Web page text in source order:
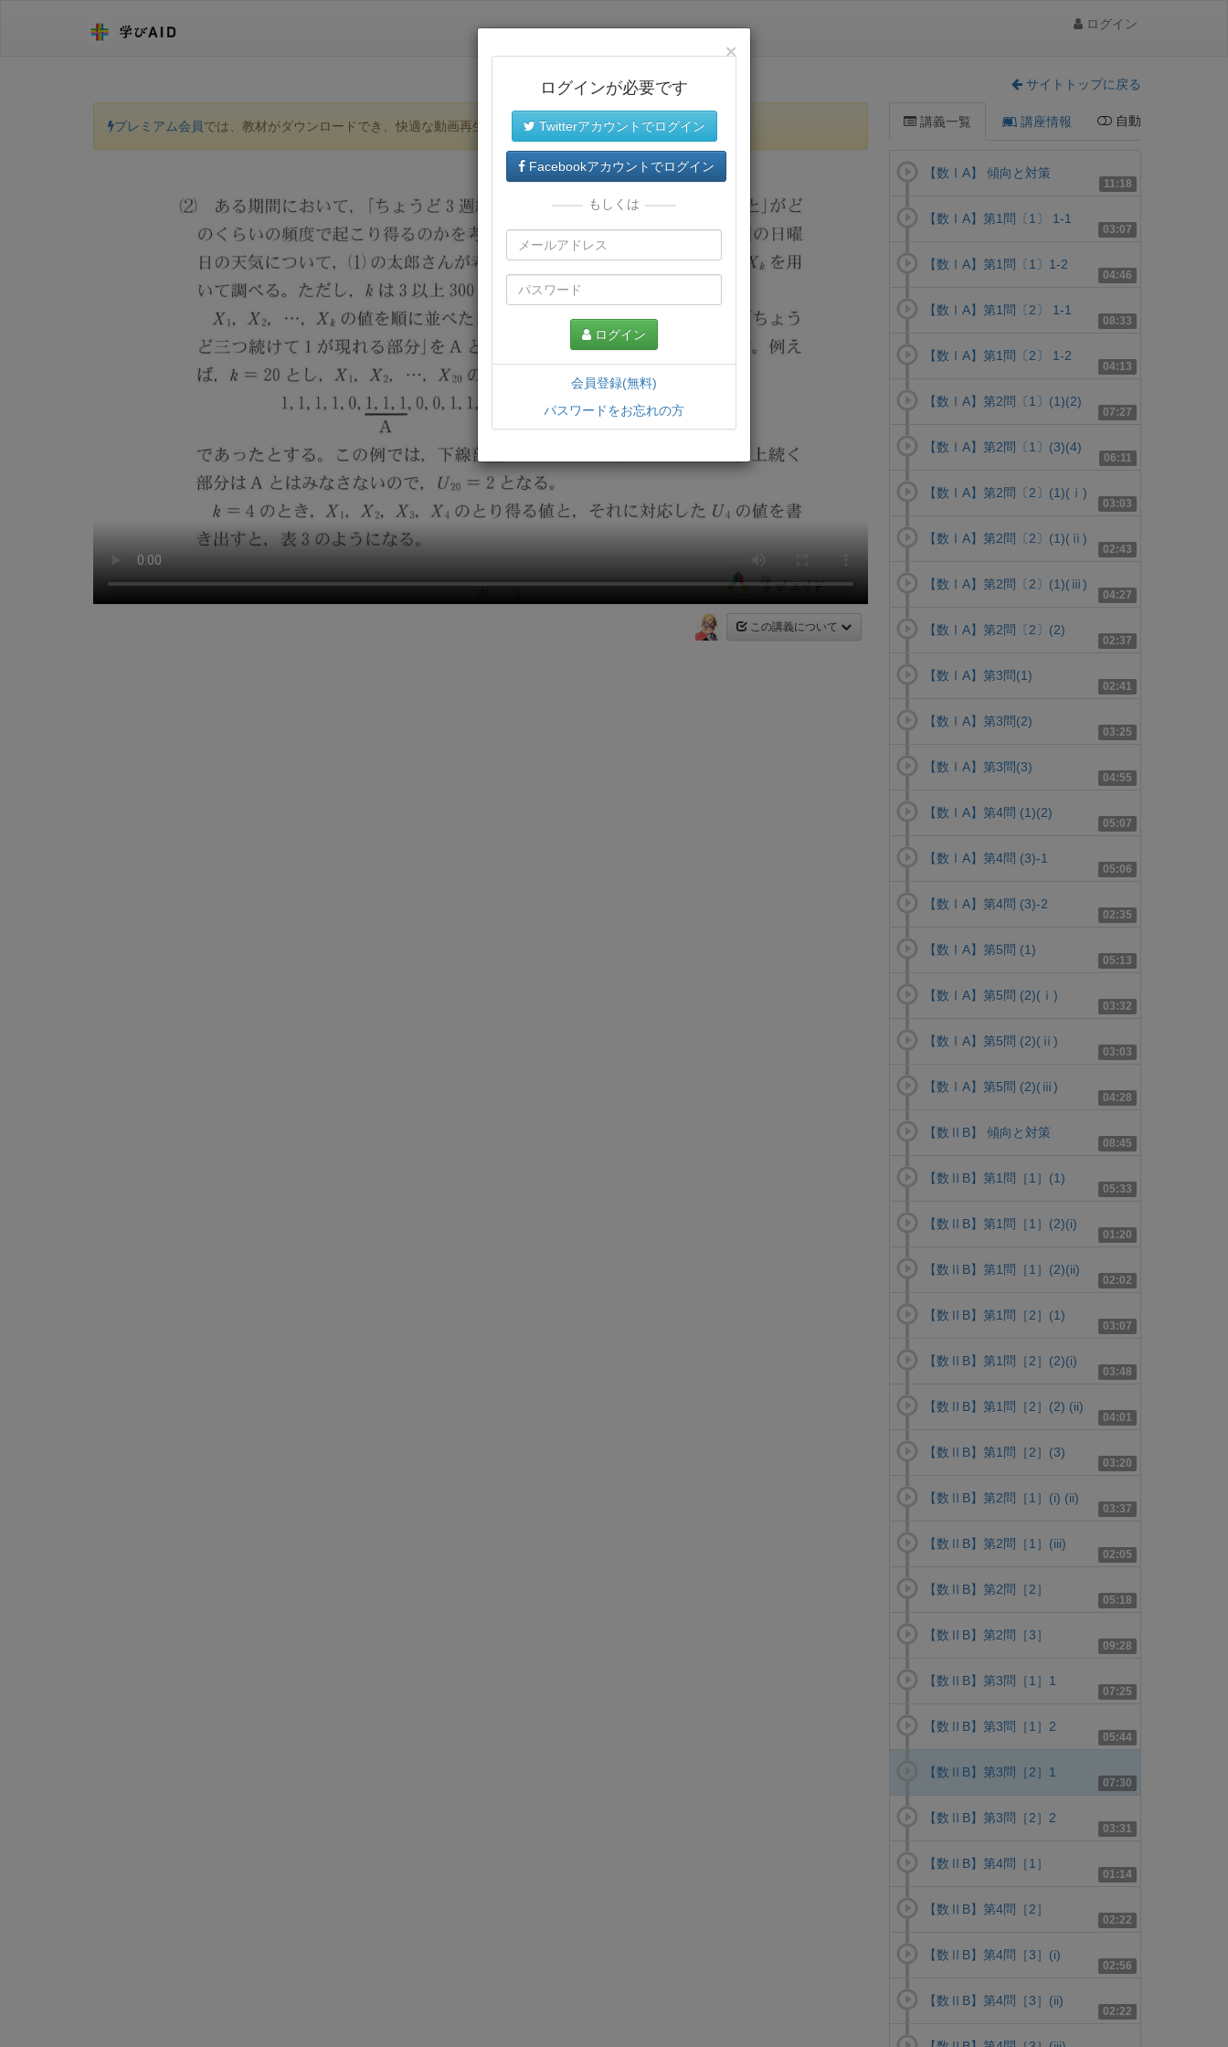
ログイン
サイトトップに戻る
プレミアム会員では、教材がダウンロードでき、快適な動画再生環境が提供されます。
この講義について
講義一覧 講座情報 自動
11:18
【数ⅠA】 傾向と対策
03:07
【数ⅠA】第1問〔1〕 1-1
04:46
【数ⅠA】第1問〔1〕1-2
08:33
【数ⅠA】第1問〔2〕 1-1
04:13
【数ⅠA】第1問〔2〕 1-2
07:27
【数ⅠA】第2問〔1〕(1)(2)
06:11
【数ⅠA】第2問〔1〕(3)(4)
03:03
【数ⅠA】第2問〔2〕(1)(ⅰ)
02:43
【数ⅠA】第2問〔2〕(1)(ⅱ)
04:27
【数ⅠA】第2問〔2〕(1)(ⅲ)
02:37
【数ⅠA】第2問〔2〕(2)
02:41
【数ⅠA】第3問(1)
03:25
【数ⅠA】第3問(2)
04:55
【数ⅠA】第3問(3)
05:07
【数ⅠA】第4問 (1)(2)
05:06
【数ⅠA】第4問 (3)-1
02:35
【数ⅠA】第4問 (3)-2
05:13
【数ⅠA】第5問 (1)
03:32
【数ⅠA】第5問 (2)(ⅰ)
03:03
【数ⅠA】第5問 (2)(ⅱ)
04:28
【数ⅠA】第5問 (2)(ⅲ)
08:45
【数ⅡB】 傾向と対策
05:33
【数ⅡB】第1問［1］(1)
01:20
【数ⅡB】第1問［1］(2)(i)
02:02
【数ⅡB】第1問［1］(2)(ii)
03:07
【数ⅡB】第1問［2］(1)
03:48
【数ⅡB】第1問［2］(2)(i)
04:01
【数ⅡB】第1問［2］(2) (ii)
03:20
【数ⅡB】第1問［2］(3)
03:37
【数ⅡB】第2問［1］(i) (ii)
02:05
【数ⅡB】第2問［1］(iii)
05:18
【数ⅡB】第2問［2］
09:28
【数ⅡB】第2問［3］
07:25
【数ⅡB】第3問［1］1
05:44
【数ⅡB】第3問［1］2
07:30
【数ⅡB】第3問［2］1
03:31
【数ⅡB】第3問［2］2
01:14
【数ⅡB】第4問［1］
02:22
【数ⅡB】第4問［2］
02:56
【数ⅡB】第4問［3］(i)
02:22
【数ⅡB】第4問［3］(ii)
×
ログインが必要です
Twitterアカウントでログイン
Facebookアカウントでログイン
もしくは
ログイン
会員登録(無料)
パスワードをお忘れの方